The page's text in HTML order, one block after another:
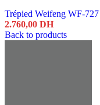
Trépied Weifeng WF-
2.760,00 DH
Back to products